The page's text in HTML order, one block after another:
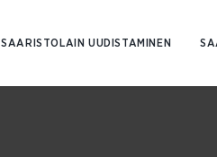
SAARISTOLAIN UUDISTAMINEN